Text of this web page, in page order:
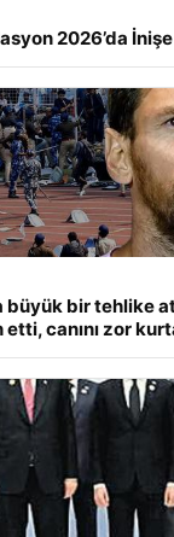
2026’da
büyük bir tehlike
canını zor